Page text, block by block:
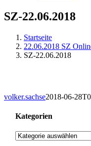
SZ-22.06.2018
Startseite
22.06.2018 SZ
SZ-22.06.2018
volker.sachse2018-06-
Kategorien
Kategorien